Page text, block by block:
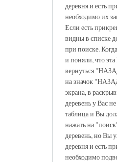
деревня и есть
необходимо их
Если есть
видны в списке
при поиске.
и поняли, что
вернуться
на значок
экрана, в
деревень у Вас
таблица и Вы
нажать на
деревень, но Вы
деревня и есть
необходимо